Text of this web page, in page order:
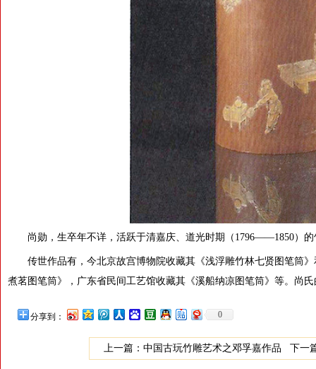
尚勋，生卒年不详，活跃于清嘉庆、道光时期（1796——1850）
传世作品有，今北京故宫博物院收藏其《浅浮雕竹林七贤图笔筒
煮茗图笔筒》，广东省民间工艺馆收藏其《溪船纳凉图笔筒》等。尚
分享到： 0
上一篇： 中国古玩竹雕艺术之邓孚嘉作品 下一